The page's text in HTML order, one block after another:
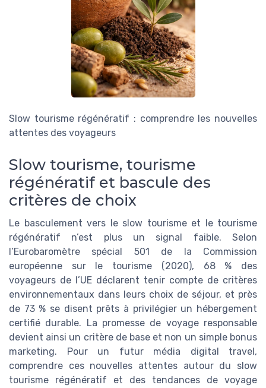
Slow tourisme régénératif : comprendre les nouvelles
attentes des voyageurs
Slow tourisme, tourisme
régénératif et bascule des
critères de choix
Le basculement vers le slow tourisme et le tourisme
régénératif n’est plus un signal faible. Selon
l’Eurobaromètre spécial 501 de la Commission
européenne sur le tourisme (2020), 68 % des
voyageurs de l’UE déclarent tenir compte de critères
environnementaux dans leurs choix de séjour, et près
de 73 % se disent prêts à privilégier un hébergement
certifié durable. La promesse de voyage responsable
devient ainsi un critère de base et non un simple bonus
marketing. Pour un futur média digital travel,
comprendre ces nouvelles attentes autour du slow
tourisme régénératif et des tendances de voyage